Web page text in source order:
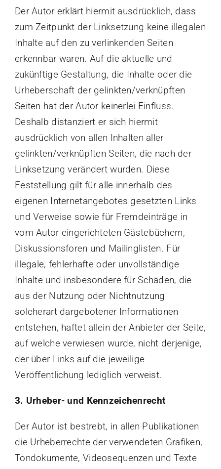
Der Autor erklärt hiermit ausdrücklich, dass
zum Zeitpunkt der Linksetzung keine illegalen
Inhalte auf den zu verlinkenden Seiten
erkennbar waren. Auf die aktuelle und
zukünftige Gestaltung, die Inhalte oder die
Urheberschaft der gelinkten/verknüpften
Seiten hat der Autor keinerlei Einfluss.
Deshalb distanziert er sich hiermit
ausdrücklich von allen Inhalten aller
gelinkten/verknüpften Seiten, die nach der
Linksetzung verändert wurden. Diese
Feststellung gilt für alle innerhalb des
eigenen Internetangebotes gesetzten Links
und Verweise sowie für Fremdeinträge in
vom Autor eingerichteten Gästebüchern,
Diskussionsforen und Mailinglisten. Für
illegale, fehlerhafte oder unvollständige
Inhalte und insbesondere für Schäden, die
aus der Nutzung oder Nichtnutzung
solcherart dargebotener Informationen
entstehen, haftet allein der Anbieter der Seite,
auf welche verwiesen wurde, nicht derjenige,
der über Links auf die jeweilige
Veröffentlichung lediglich verweist.
3. Urheber- und Kennzeichenrecht
Der Autor ist bestrebt, in allen Publikationen
die Urheberrechte der verwendeten Grafiken,
Tondokumente, Videosequenzen und Texte